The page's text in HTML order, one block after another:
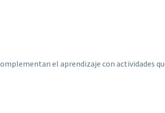
el aprendizaje con actividades